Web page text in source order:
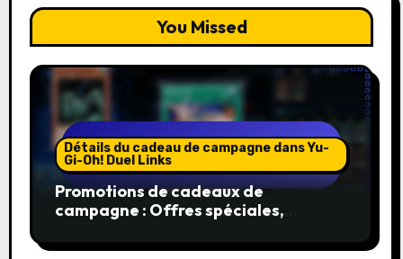
You Missed
Détails du cadeau de campagne dans Yu-
Gi-Oh! Duel Links
Promotions de cadeaux de
campagne : Offres spéciales,
exclusifs